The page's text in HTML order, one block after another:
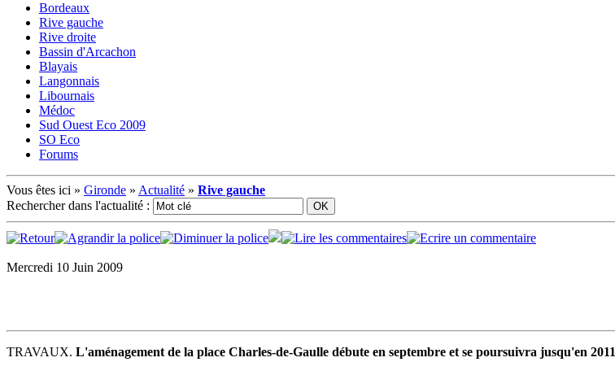
Bordeaux
Rive gauche
Rive droite
Bassin d'Arcachon
Blayais
Langonnais
Libournais
Médoc
Sud Ouest Eco 2009
SO Eco
Forums
Vous êtes ici » Gironde » Actualité » Rive gauche
Rechercher dans l'actualité :
Mercredi 10 Juin 2009
TRAVAUX. L'aménagement de la place Charles-de-Gaulle débute en septembre et se poursuivra jusqu'en 2011